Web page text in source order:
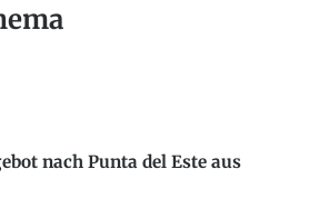
nach Punta del Este aus